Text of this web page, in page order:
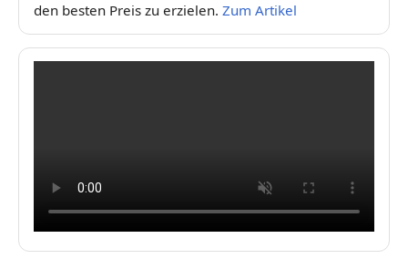
den besten Preis zu erzielen. Zum Artikel